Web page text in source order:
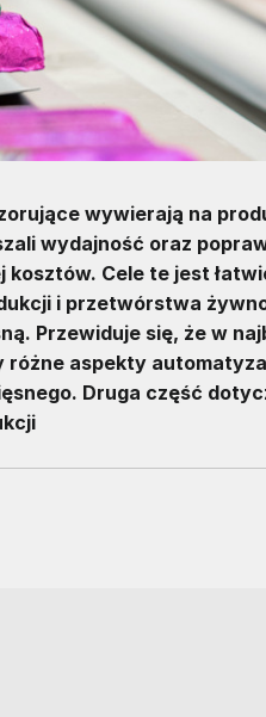
wywierają na
wydajność oraz
Cele te jest
i przetwórstwa
Przewiduje się, że w
aspekty
Druga część